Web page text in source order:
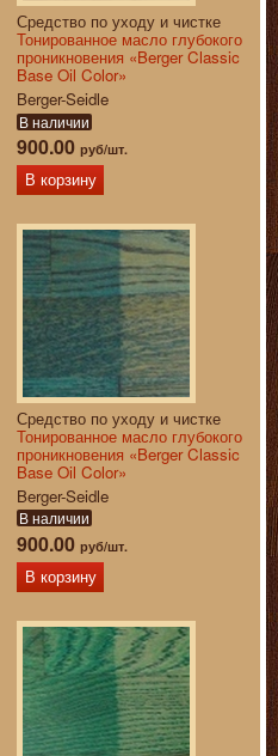
Средство по уходу и чистке
Тонированное масло глубокого
проникновения «Berger Classic
Base Oil Color»
Berger-Seidle
В наличии
900.00 руб/шт.
В корзину
Средство по уходу и чистке
Тонированное масло глубокого
проникновения «Berger Classic
Base Oil Color»
Berger-Seidle
В наличии
900.00 руб/шт.
В корзину